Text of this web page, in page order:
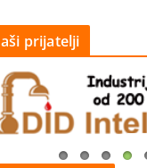
prijatelji